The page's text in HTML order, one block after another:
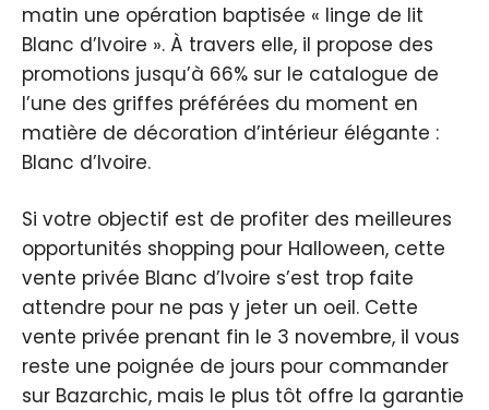
matin une opération baptisée « linge de lit
Blanc d’Ivoire ». À travers elle, il propose des
promotions jusqu’à 66% sur le catalogue de
l’une des griffes préférées du moment en
matière de décoration d’intérieur élégante :
Blanc d’Ivoire.
Si votre objectif est de profiter des meilleures
opportunités shopping pour Halloween, cette
vente privée Blanc d’Ivoire s’est trop faite
attendre pour ne pas y jeter un oeil. Cette
vente privée prenant fin le 3 novembre, il vous
reste une poignée de jours pour commander
sur Bazarchic, mais le plus tôt offre la garantie